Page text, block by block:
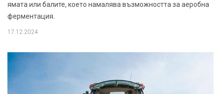
ямата или балите, което намалява възможността за аеробна
ферментация.
17.12.2024